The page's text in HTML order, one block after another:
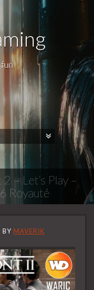
– Let’s Play –
Royauté
BY MAVERIK